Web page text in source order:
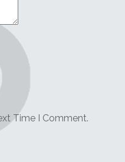
Time I Comment.